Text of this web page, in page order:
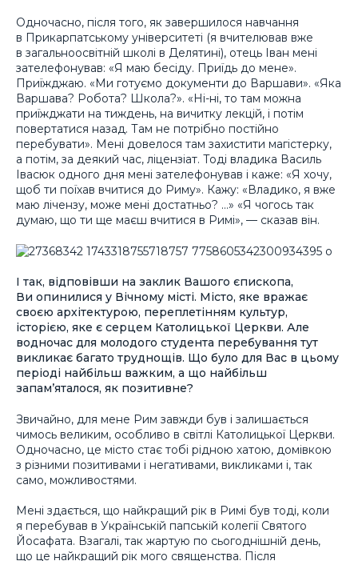
Одночасно, після того, як завершилося навчання
в Прикарпатському університеті (я вчителював вже
в загальноосвітній школі в Делятині), отець Іван мені
зателефонував: «Я маю бесіду. Приїдь до мене».
Приїжджаю. «Ми готуємо документи до Варшави». «Яка
Варшава? Робота? Школа?». «Ні-ні, то там можна
приїжджати на тиждень, на вичитку лекцій, і потім
повертатися назад. Там не потрібно постійно
перебувати». Мені довелося там захистити магістерку,
а потім, за деякий час, ліцензіат. Тоді владика Василь
Івасюк одного дня мені зателефонував і каже: «Я хочу,
щоб ти поїхав вчитися до Риму». Кажу: «Владико, я вже
маю лічензу, може мені достатньо? …» «Я чогось так
думаю, що ти ще маєш вчитися в Римі», — сказав він.
І так, відповівши на заклик Вашого єпископа,
Ви опинилися у Вічному місті. Місто, яке вражає
своєю архітектурою, переплетінням культур,
історією, яке є серцем Католицької Церкви. Але
водночас для молодого студента перебування тут
викликає багато труднощів. Що було для Вас в цьому
періоді найбільш важким, а що найбільш
запам’яталося, як позитивне?
Звичайно, для мене Рим завжди був і залишається
чимось великим, особливо в світлі Католицької Церкви.
Одночасно, це місто стає тобі рідною хатою, домівкою
з різними позитивами і негативами, викликами і, так
само, можливостями.
Мені здається, що найкращий рік в Римі був тоді, коли
я перебував в Українській папській колегії Святого
Йосафата. Взагалі, так жартую по сьогоднішній день,
що це найкращий рік мого священства. Після